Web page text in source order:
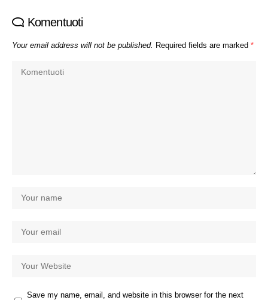
Komentuoti
Your email address will not be published. Required fields are marked *
Save my name, email, and website in this browser for the next